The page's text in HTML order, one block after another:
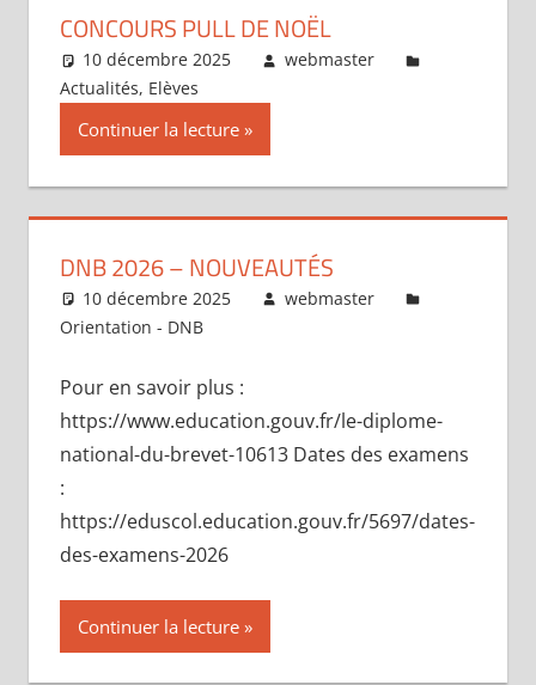
CONCOURS PULL DE NOËL
10 décembre 2025
webmaster
Actualités, Elèves
Continuer la lecture
DNB 2026 – NOUVEAUTÉS
10 décembre 2025
webmaster
Orientation - DNB
Pour en savoir plus :
https://www.education.gouv.fr/le-diplome-
national-du-brevet-10613 Dates des examens
:
https://eduscol.education.gouv.fr/5697/dates-
des-examens-2026
Continuer la lecture